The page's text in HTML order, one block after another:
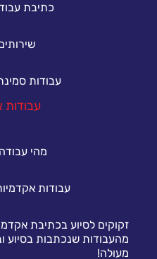
כתיבת
עבודות
עבודות
מהי
עבודות
מהעבודות שנכתבות בסיוע
מעולה!